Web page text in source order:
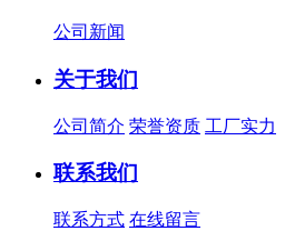
公司新闻
关于我们
公司简介 荣誉资质 工厂实力
联系我们
联系方式 在线留言